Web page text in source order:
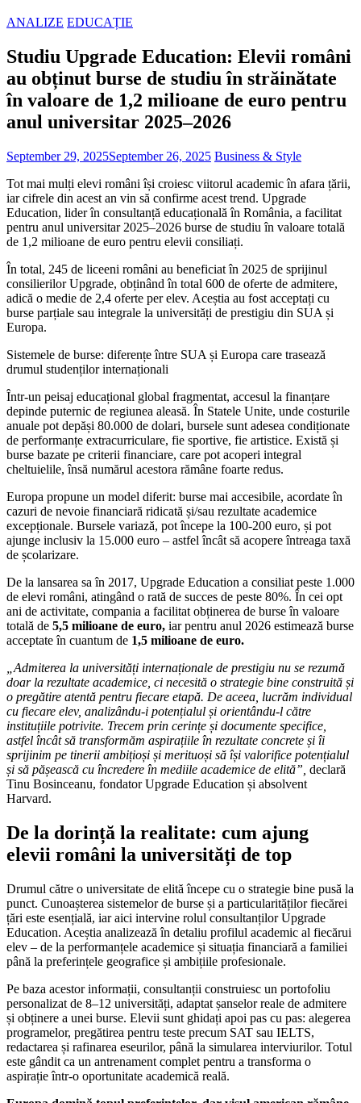
ANALIZE EDUCAȚIE
Studiu Upgrade Education: Elevii români
au obținut burse de studiu în străinătate
în valoare de 1,2 milioane de euro pentru
anul universitar 2025–2026
September 29, 2025September 26, 2025 Business & Style
Tot mai mulți elevi români își croiesc viitorul academic în afara țării,
iar cifrele din acest an vin să confirme acest trend. Upgrade
Education, lider în consultanță educațională în România, a facilitat
pentru anul universitar 2025–2026 burse de studiu în valoare totală
de 1,2 milioane de euro pentru elevii consiliați.
În total, 245 de liceeni români au beneficiat în 2025 de sprijinul
consilierilor Upgrade, obținând în total 600 de oferte de admitere,
adică o medie de 2,4 oferte per elev. Aceștia au fost acceptați cu
burse parțiale sau integrale la universități de prestigiu din SUA și
Europa.
Sistemele de burse: diferențe între SUA și Europa care trasează
drumul studenților internaționali
Într-un peisaj educațional global fragmentat, accesul la finanțare
depinde puternic de regiunea aleasă. În Statele Unite, unde costurile
anuale pot depăși 80.000 de dolari, bursele sunt adesea condiționate
de performanțe extracurriculare, fie sportive, fie artistice. Există și
burse bazate pe criterii financiare, care pot acoperi integral
cheltuielile, însă numărul acestora rămâne foarte redus.
Europa propune un model diferit: burse mai accesibile, acordate în
cazuri de nevoie financiară ridicată și/sau rezultate academice
excepționale. Bursele variază, pot începe la 100-200 euro, și pot
ajunge inclusiv la 15.000 euro – astfel încât să acopere întreaga taxă
de școlarizare.
De la lansarea sa în 2017, Upgrade Education a consiliat peste 1.000
de elevi români, atingând o rată de succes de peste 80%. În cei opt
ani de activitate, compania a facilitat obținerea de burse în valoare
totală de 5,5 milioane de euro, iar pentru anul 2026 estimează burse
acceptate în cuantum de 1,5 milioane de euro.
„Admiterea la universități internaționale de prestigiu nu se rezumă
doar la rezultate academice, ci necesită o strategie bine construită și
o pregătire atentă pentru fiecare etapă. De aceea, lucrăm individual
cu fiecare elev, analizându-i potențialul și orientându-l către
instituțiile potrivite. Trecem prin cerințe și documente specifice,
astfel încât să transformăm aspirațiile în rezultate concrete și îi
sprijinim pe tinerii ambițioși și merituoși să își valorifice potențialul
și să pășească cu încredere în mediile academice de elită”, declară
Tinu Bosinceanu, fondator Upgrade Education și absolvent
Harvard.
De la dorință la realitate: cum ajung
elevii români la universități de top
Drumul către o universitate de elită începe cu o strategie bine pusă la
punct. Cunoașterea sistemelor de burse și a particularităților fiecărei
țări este esențială, iar aici intervine rolul consultanților Upgrade
Education. Aceștia analizează în detaliu profilul academic al fiecărui
elev – de la performanțele academice și situația financiară a familiei
până la preferințele geografice și ambițiile profesionale.
Pe baza acestor informații, consultanții construiesc un portofoliu
personalizat de 8–12 universități, adaptat șanselor reale de admitere
și obținere a unei burse. Elevii sunt ghidați apoi pas cu pas: alegerea
programelor, pregătirea pentru teste precum SAT sau IELTS,
redactarea și rafinarea eseurilor, până la simularea interviurilor. Totul
este gândit ca un antrenament complet pentru a transforma o
aspirație într-o oportunitate academică reală.